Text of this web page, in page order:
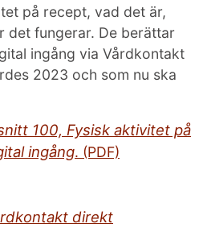
på recept, vad det är,
det fungerar. De berättar
ingång via Vårdkontakt
2023 och som nu ska
100, Fysisk aktivitet på
ingång. (PDF)
direkt